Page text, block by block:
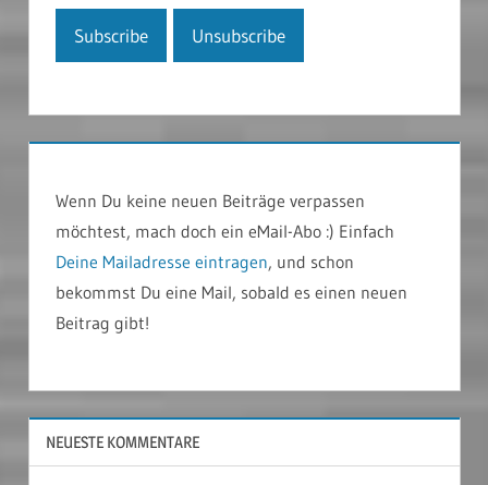
Wenn Du keine neuen Beiträge verpassen
möchtest, mach doch ein eMail-Abo :) Einfach
Deine Mailadresse eintragen, und schon
bekommst Du eine Mail, sobald es einen neuen
Beitrag gibt!
NEUESTE KOMMENTARE